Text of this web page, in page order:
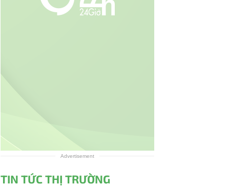
Advertisement
TIN TỨC THỊ TRƯỜNG